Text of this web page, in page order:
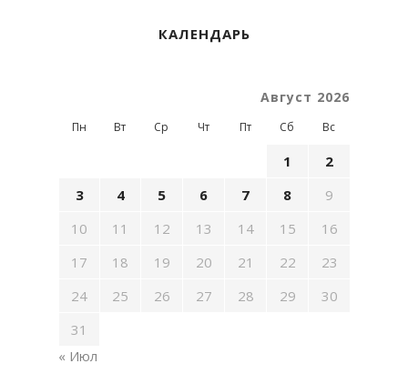
КАЛЕНДАРЬ
Август 2026
Пн Вт Ср Чт Пт Сб Вс
1
2
3
4 5 6 7 8
9
10
11 12 13 14 15
16
17
18 19 20 21 22
23
24
25 26 27 28 29
30
31
« Июл